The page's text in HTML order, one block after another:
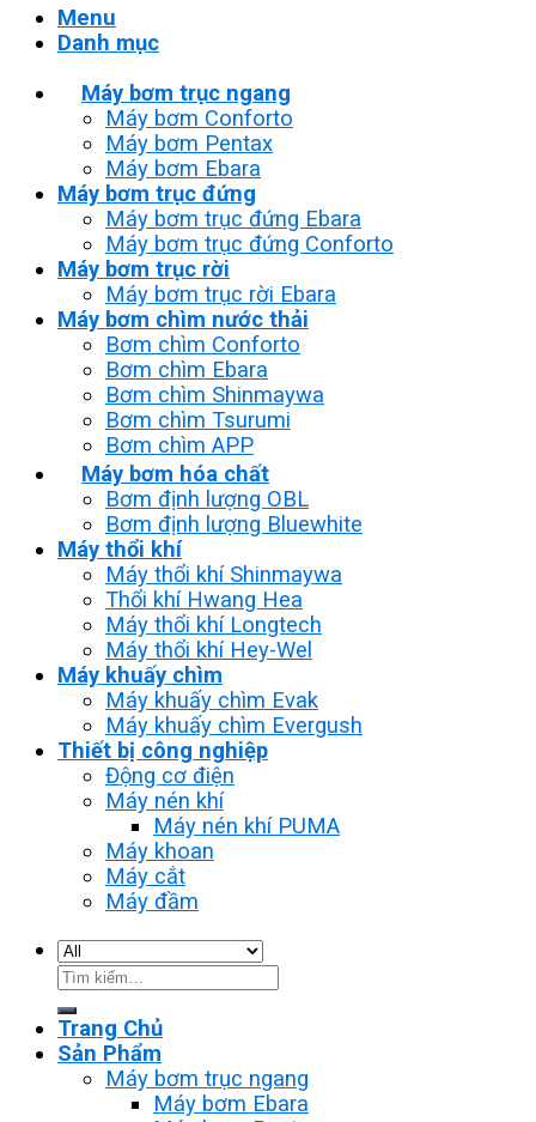
Menu
Danh mục
Máy bơm trục ngang
Máy bơm Conforto
Máy bơm Pentax
Máy bơm Ebara
Máy bơm trục đứng
Máy bơm trục đứng Ebara
Máy bơm trục đứng Conforto
Máy bơm trục rời
Máy bơm trục rời Ebara
Máy bơm chìm nước thải
Bơm chìm Conforto
Bơm chìm Ebara
Bơm chìm Shinmaywa
Bơm chìm Tsurumi
Bơm chìm APP
Máy bơm hóa chất
Bơm định lượng OBL
Bơm định lượng Bluewhite
Máy thổi khí
Máy thổi khí Shinmaywa
Thổi khí Hwang Hea
Máy thổi khí Longtech
Máy thổi khí Hey-Wel
Máy khuấy chìm
Máy khuấy chìm Evak
Máy khuấy chìm Evergush
Thiết bị công nghiệp
Động cơ điện
Máy nén khí
Máy nén khí PUMA
Máy khoan
Máy cắt
Máy đầm
Tìm
kiếm:
Trang Chủ
Sản Phẩm
Máy bơm trục ngang
Máy bơm Ebara